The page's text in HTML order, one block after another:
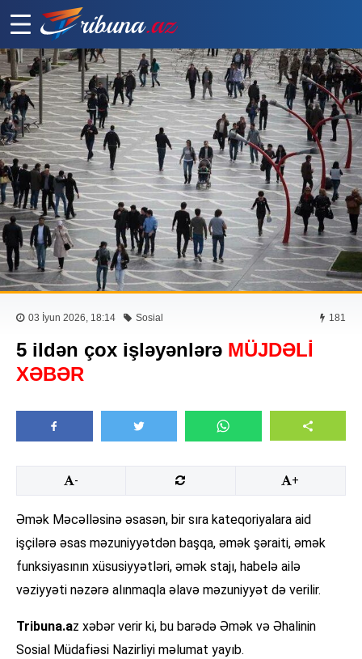
03 İyun 2026, 18:14 Sosial 181
5 ildən çox işləyənlərə MÜJDƏLİ
XƏBƏR
- +
Əmək Məcəlləsinə əsasən, bir sıra kateqoriyalara aid
işçilərə əsas məzuniyyətdən başqa, əmək şəraiti, əmək
funksiyasının xüsusiyyətləri, əmək stajı, habelə ailə
vəziyyəti nəzərə alınmaqla əlavə məzuniyyət də verilir.
Tribuna.az xəbər verir ki, bu barədə Əmək və Əhalinin
Sosial Müdafiəsi Nazirliyi məlumat yayıb.